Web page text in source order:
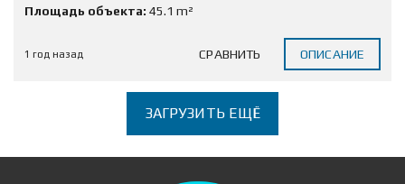
Площадь объекта: 45.1 m²
1 год назад СРАВНИТЬ ОПИСАНИЕ
ЗАГРУЗИТЬ ЕЩЁ